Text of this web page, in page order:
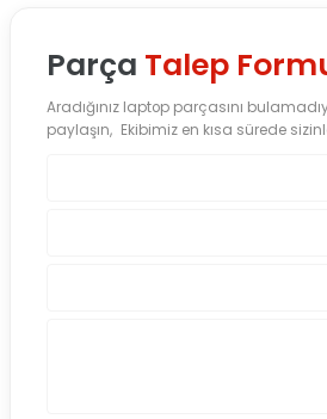
Parça Talep
Aradığınız laptop parçasını
paylaşın, Ekibimiz en kısa sürede